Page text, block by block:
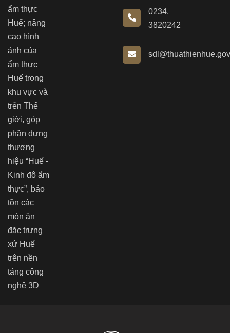
ẩm thực
Huế; nâng
cao hình
ảnh của
ẩm thực
Huế trong
khu vực và
trên Thế
giới, góp
phần dựng
thương
hiệu “Huế -
Kinh đô ẩm
thực”, bảo
tồn các
món ăn
đặc trưng
xứ Huế
trên nền
tảng công
nghệ 3D
0234.
3820242